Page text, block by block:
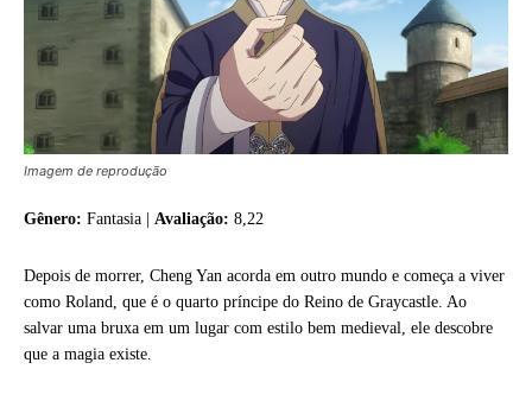
Imagem de reprodução
Gênero: Fantasia | Avaliação: 8,22
Depois de morrer, Cheng Yan acorda em outro mundo e começa a viver
como Roland, que é o quarto príncipe do Reino de Graycastle. Ao
salvar uma bruxa em um lugar com estilo bem medieval, ele descobre
que a magia existe.